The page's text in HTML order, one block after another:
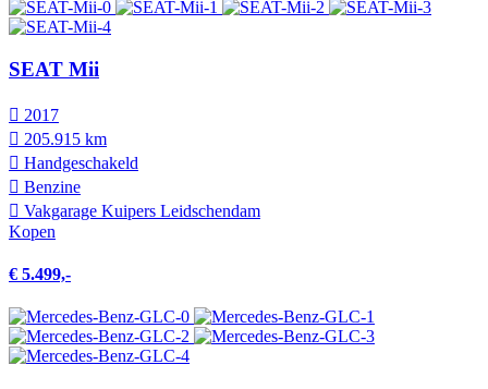
SEAT Mii
2017
205.915 km
Hand­geschakeld
Benzine
Vakgarage Kuipers Leidschendam
Kopen
€ 5.499,-